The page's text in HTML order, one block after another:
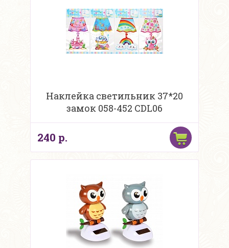
Наклейка светильник 37*20
замок 058-452 CDL06
240 р.